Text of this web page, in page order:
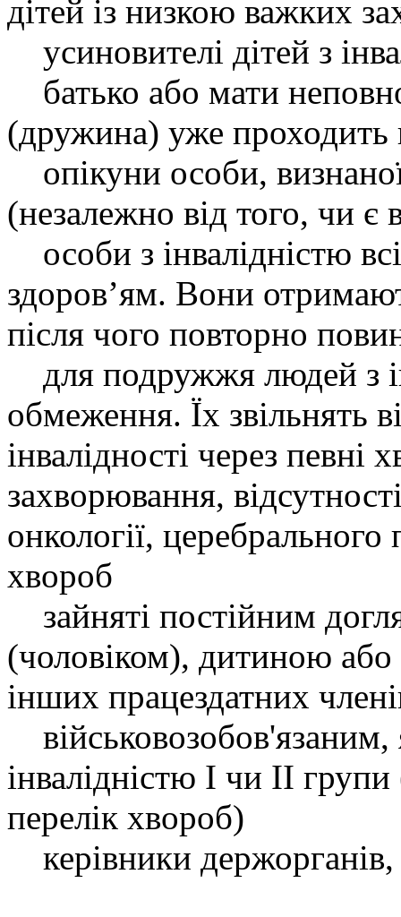
дітей із низкою важких
усиновителі дітей з
батько або мати
(дружина) уже проходить
опікуни особи,
(незалежно від того, чи є
особи з інвалідністю
здоров’ям. Вони
після чого повторно
для подружжя людей з
обмеження. Їх звільнять
інвалідності через певні
захворювання,
онкології,
хвороб
зайняті постійним
(чоловіком), дитиною
інших працездатних
інвалідністю І чи ІІ
перелік хвороб)
керівники